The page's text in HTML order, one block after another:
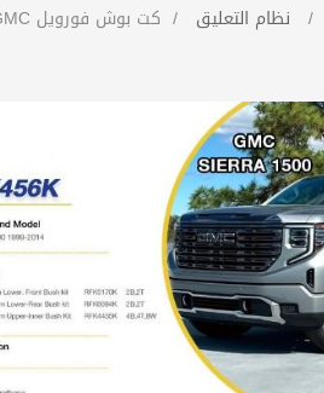
/ نظام التعليق / كت بوش فورويل GMC سييرا 1500 ( 2014 - 1999)